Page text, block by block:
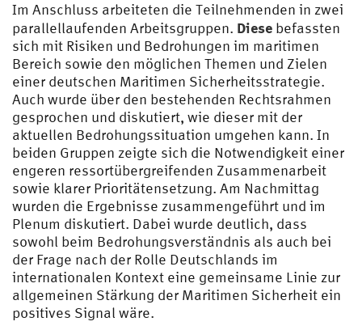
Im Anschluss arbeiteten die Teilnehmenden in zwei
parallellaufenden Arbeitsgruppen. Diese befassten
sich mit Risiken und Bedrohungen im maritimen
Bereich sowie den möglichen Themen und Zielen
einer deutschen Maritimen Sicherheitsstrategie.
Auch wurde über den bestehenden Rechtsrahmen
gesprochen und diskutiert, wie dieser mit der
aktuellen Bedrohungssituation umgehen kann. In
beiden Gruppen zeigte sich die Notwendigkeit einer
engeren ressortübergreifenden Zusammenarbeit
sowie klarer Prioritätensetzung. Am Nachmittag
wurden die Ergebnisse zusammengeführt und im
Plenum diskutiert. Dabei wurde deutlich, dass
sowohl beim Bedrohungsverständnis als auch bei
der Frage nach der Rolle Deutschlands im
internationalen Kontext eine gemeinsame Linie zur
allgemeinen Stärkung der Maritimen Sicherheit ein
positives Signal wäre.